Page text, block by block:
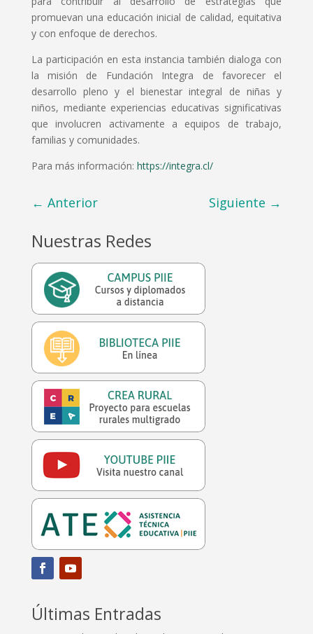
promuevan una educación inicial de calidad, equitativa
y con enfoque de derechos.
La participación en esta instancia también dialoga con
la misión de Fundación Integra de favorecer el
desarrollo pleno y el bienestar integral de niñas y
niños, mediante experiencias educativas significativas
que involucren activamente a equipos de trabajo,
familias y comunidades.
Para más información: https://integra.cl/
← Anterior Siguiente →
Nuestras Redes
Últimas Entradas